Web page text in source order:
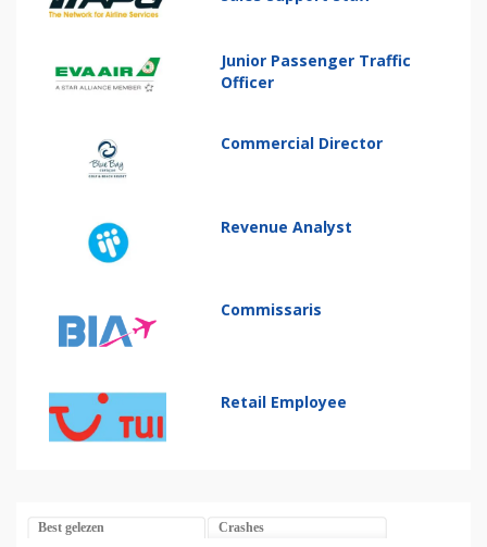
Junior Passenger Traffic
Officer
Commercial Director
Revenue Analyst
Commissaris
Retail Employee
Best gelezen Crashes